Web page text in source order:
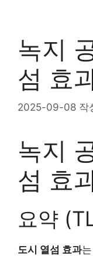
녹지
섬 효
2025-09-08 작
녹지
섬 효
요약
도시 열섬 효과